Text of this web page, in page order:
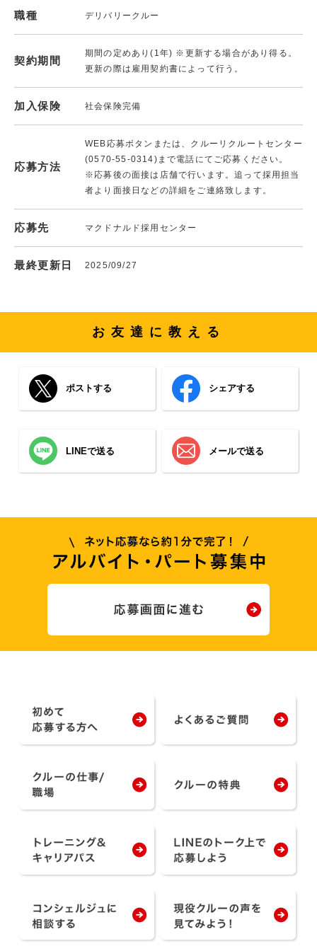
職種 デリバリークルー
契約期間
期間の定めあり(1年) ※更新する場合があり得る。
更新の際は雇用契約書によって行う。
加入保険 社会保険完備
応募方法
WEB応募ボタンまたは、クルーリクルートセンター
(0570-55-0314)まで電話にてご応募ください。
※応募後の面接は店舗で行います。追って採用担当
者より面接日などの詳細をご連絡致します。
応募先 マクドナルド採用センター
最終更新日 2025/09/27
お友達に教える
ポストする シェアする
LINEで送る メールで送る